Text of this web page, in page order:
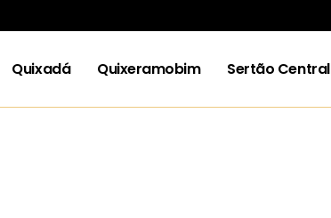
Quixadá Quixeramobim Sertão Central